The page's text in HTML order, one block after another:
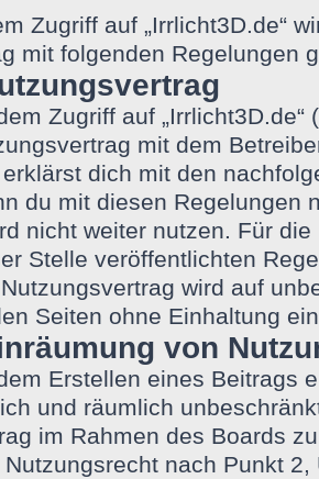
Zugriff auf „Irrlicht3D.de“
mit folgenden Regelungen
Zugriff auf
mit dem
dich mit den
du mit diesen Regelungen
nicht weiter nutzen. Für
Stelle veröffentlichten
wird auf
Seiten ohne Einhaltung
von
Erstellen eines Beitrags
und räumlich
im Rahmen des Boards
Nutzungsrecht nach Punkt